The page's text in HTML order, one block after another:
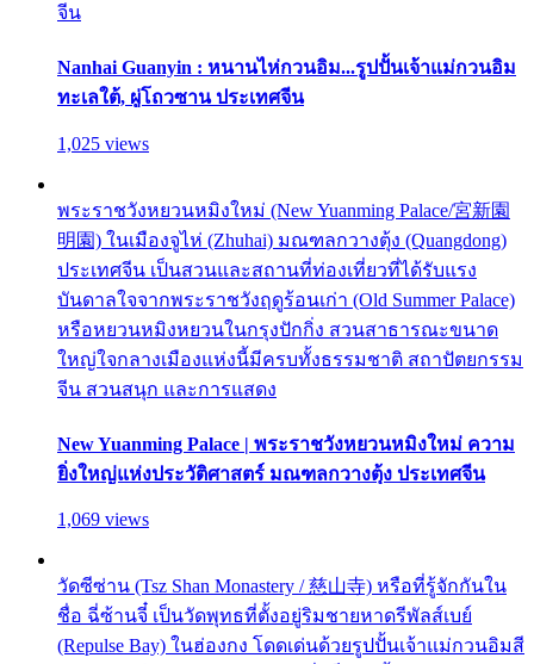
จีน
Nanhai Guanyin : หนานไห่กวนอิม...รูปปั้นเจ้าแม่กวนอิม
ทะเลใต้, ผู่โถวซาน ประเทศจีน
1,025 views
พระราชวังหยวนหมิงใหม่ (New Yuanming Palace/宮新園
明園) ในเมืองจูไห่ (Zhuhai) มณฑลกวางตุ้ง (Quangdong)
ประเทศจีน เป็นสวนและสถานที่ท่องเที่ยวที่ได้รับแรง
บันดาลใจจากพระราชวังฤดูร้อนเก่า (Old Summer Palace)
หรือหยวนหมิงหยวนในกรุงปักกิ่ง สวนสาธารณะขนาด
ใหญ่ใจกลางเมืองแห่งนี้มีครบทั้งธรรมชาติ สถาปัตยกรรม
จีน สวนสนุก และการแสดง
New Yuanming Palace | พระราชวังหยวนหมิงใหม่ ความ
ยิ่งใหญ่แห่งประวัติศาสตร์ มณฑลกวางตุ้ง ประเทศจีน
1,069 views
วัดซีซ่าน (Tsz Shan Monastery / 慈山寺) หรือที่รู้จักกันใน
ชื่อ ฉี่ซ้านจี๋ เป็นวัดพุทธที่ตั้งอยู่ริมชายหาดรีพัลส์เบย์
(Repulse Bay) ในฮ่องกง โดดเด่นด้วยรูปปั้นเจ้าแม่กวนอิมสี